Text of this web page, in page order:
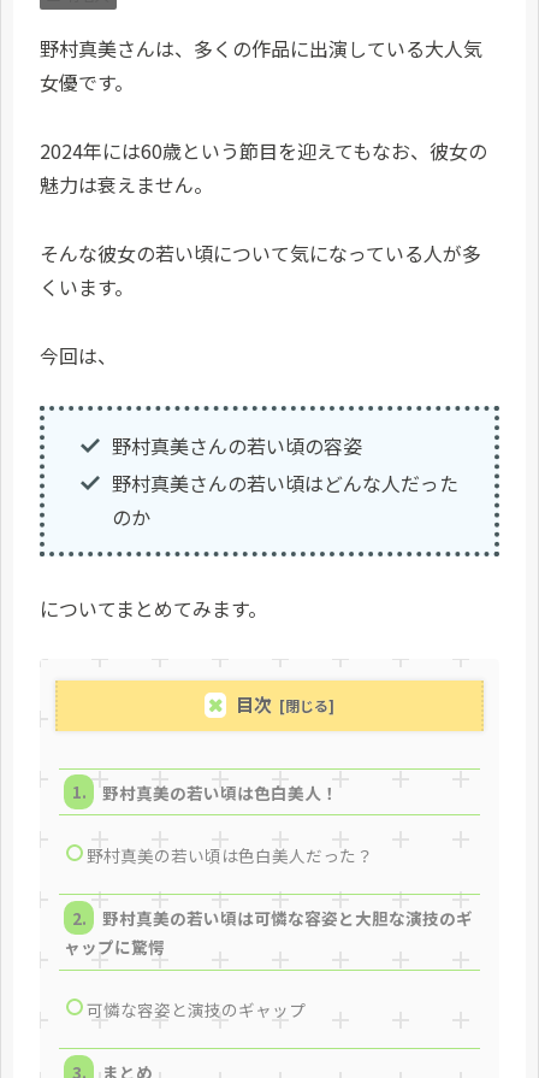
野村真美さんは、多くの作品に出演している大人気
女優です。
2024年には60歳という節目を迎えてもなお、彼女の
魅力は衰えません。
そんな彼女の若い頃について気になっている人が多
くいます。
今回は、
野村真美さんの若い頃の容姿
野村真美さんの若い頃はどんな人だった
のか
についてまとめてみます。
目次
野村真美の若い頃は色白美人！
野村真美の若い頃は色白美人だった？
野村真美の若い頃は可憐な容姿と大胆な演技のギ
ャップに驚愕
可憐な容姿と演技のギャップ
まとめ